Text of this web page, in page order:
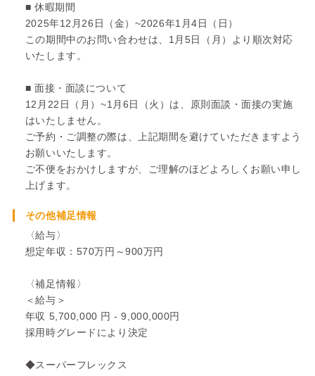
■ 休暇期間
2025年12月26日（金）~2026年1月4日（日）
この期間中のお問い合わせは、1月5日（月）より順次対応
いたします。
■ 面接・面談について
12月22日（月）~1月6日（火）は、原則面談・面接の実施
はいたしません。
ご予約・ご調整の際は、上記期間を避けていただきますよう
お願いいたします。
ご不便をおかけしますが、ご理解のほどよろしくお願い申し
上げます。
その他補足情報
〈給与〉
想定年収：570万円～900万円
〈補足情報〉
＜給与＞
年収 5,700,000 円 - 9,000,000円
採用時グレードにより決定
◆スーパーフレックス